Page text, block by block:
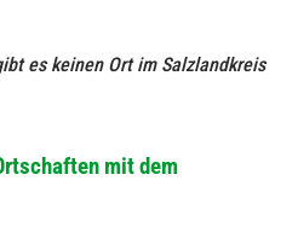
es keinen Ort im Salzlandkreis
mit dem